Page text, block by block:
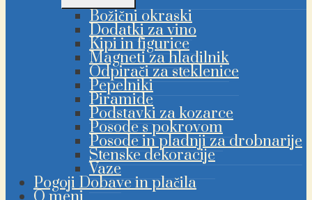
MENIJA
Božični okraski
Dodatki za vino
Kipi in figurice
Magneti za hladilnik
Odpirači za steklenice
Pepelniki
Piramide
Podstavki za kozarce
Posode s pokrovom
Posode in pladnji za drobnarije
Stenske dekoracije
Vaze
Pogoji Dobave in plačila